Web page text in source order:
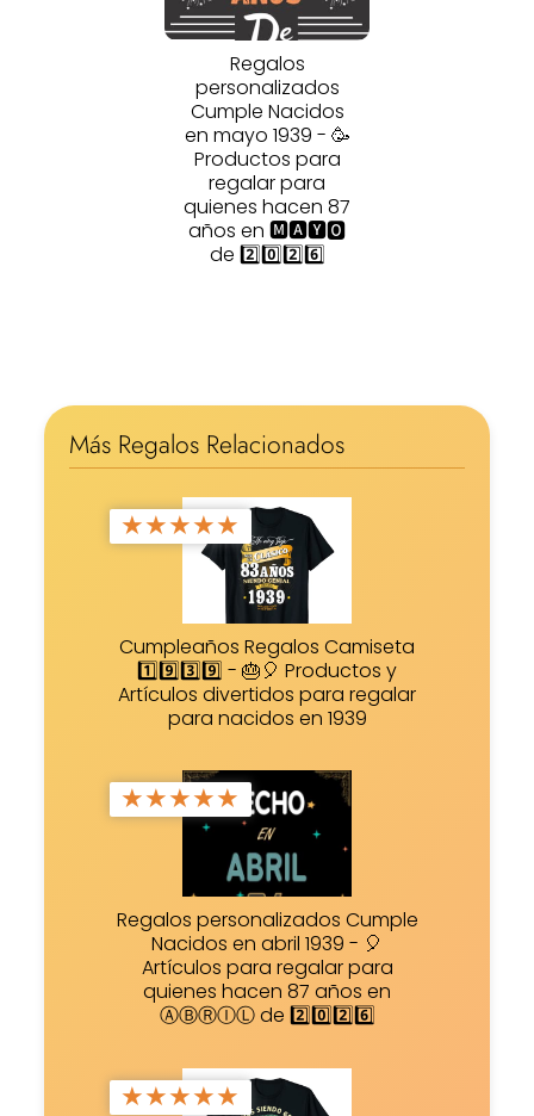
Regalos
personalizados
Cumple Nacidos
en mayo 1939 - 🥳
Productos para
regalar para
quienes hacen 87
años en 🅼🅰🆈🅾
de 2️⃣0️⃣2️⃣6️⃣
Más Regalos Relacionados
★★★★★
Cumpleaños Regalos Camiseta
1️⃣9️⃣3️⃣9️⃣ - 🎂🎈 Productos y
Artículos divertidos para regalar
para nacidos en 1939
★★★★★
Regalos personalizados Cumple
Nacidos en abril 1939 - 🎈
Artículos para regalar para
quienes hacen 87 años en
ⒶⒷⓇⒾⓁ de 2️⃣0️⃣2️⃣6️⃣
★★★★★